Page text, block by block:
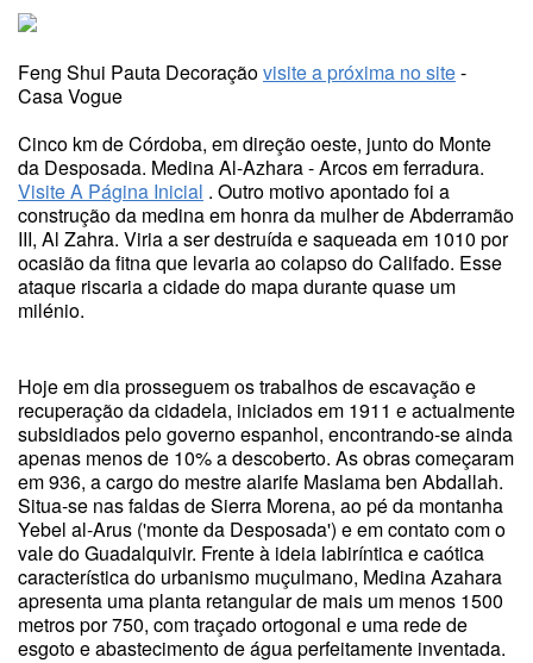
Feng Shui Pauta Decoraçãovisite a próxima no site-
Casa Vogue
Cinco km de Córdoba, em direção oeste, junto do Monte
da Desposada. Medina Al-Azhara - Arcos em ferradura.
Visite A Página Inicial . Outro motivo apontado foi a
construção da medina em honra da mulher de Abderramão
III, Al Zahra. Viria a ser destruída e saqueada em 1010 por
ocasião da fitna que levaria ao colapso do Califado. Esse
ataque riscaria a cidade do mapa durante quase um
milénio.
Hoje em dia prosseguem os trabalhos de escavação e
recuperação da cidadela, iniciados em 1911 e actualmente
subsidiados pelo governo espanhol, encontrando-se ainda
apenas menos de 10% a descoberto. As obras começaram
em 936, a cargo do mestre alarife Maslama ben Abdallah.
Situa-se nas faldas de Sierra Morena, ao pé da montanha
Yebel al-Arus ('monte da Desposada') e em contato com o
vale do Guadalquivir. Frente à ideia labiríntica e caótica
característica do urbanismo muçulmano, Medina Azahara
apresenta uma planta retangular de mais um menos 1500
metros por 750, com traçado ortogonal e uma rede de
esgoto e abastecimento de água perfeitamente inventada.